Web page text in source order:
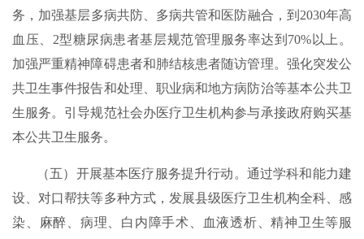
务，加强基层多病共防、多病共管和医防融合，到2030年高
血压、2型糖尿病患者基层规范管理服务率达到70%以上。
加强严重精神障碍患者和肺结核患者随访管理。强化突发公
共卫生事件报告和处理、职业病和地方病防治等基本公共卫
生服务。引导规范社会办医疗卫生机构参与承接政府购买基
本公共卫生服务。
（五）开展基本医疗服务提升行动。通过学科和能力建
设、对口帮扶等多种方式，发展县级医疗卫生机构全科、感
染、麻醉、病理、白内障手术、血液透析、精神卫生等服